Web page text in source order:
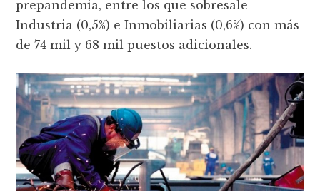
prepandemia, entre los que sobresale
Industria (0,5%) e Inmobiliarias (0,6%) con más
de 74 mil y 68 mil puestos adicionales.